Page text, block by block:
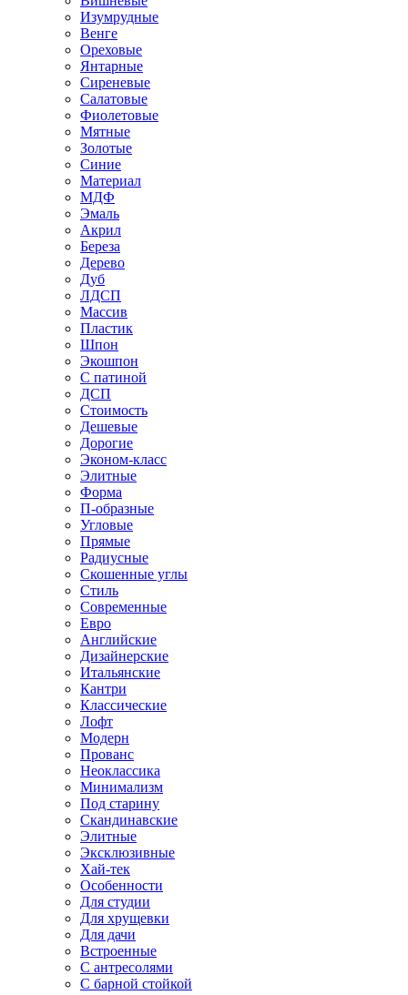
Изумрудные
Венге
Ореховые
Янтарные
Сиреневые
Салатовые
Фиолетовые
Мятные
Золотые
Синие
Материал
МДФ
Эмаль
Акрил
Береза
Дерево
Дуб
ЛДСП
Массив
Пластик
Шпон
Экошпон
С патиной
ДСП
Стоимость
Дешевые
Дорогие
Эконом-класс
Элитные
Форма
П-образные
Угловые
Прямые
Радиусные
Скошенные углы
Стиль
Современные
Евро
Английские
Дизайнерские
Итальянские
Кантри
Классические
Лофт
Модерн
Прованс
Неоклассика
Минимализм
Под старину
Скандинавские
Элитные
Эксклюзивные
Хай-тек
Особенности
Для студии
Для хрущевки
Для дачи
Встроенные
С антресолями
С барной стойкой